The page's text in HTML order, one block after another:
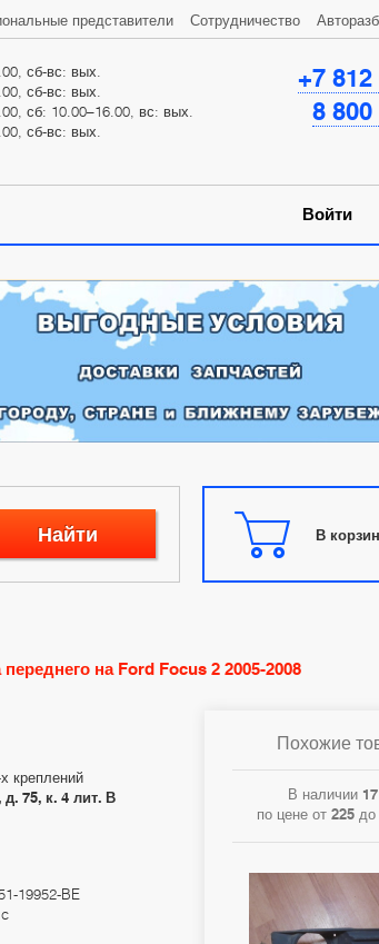
сб-вс: вых.
сб-вс: вых.
сб: 10.00–16.00, вс: вых.
сб-вс: вых.
+7 812
8 800
представители Сотрудничество
Войти
Найти В
на Ford Focus 2 2005-2008
креплений
75, к. 4 лит. В
19952-BE
Похожие
В наличии 17
по цене от 225 до